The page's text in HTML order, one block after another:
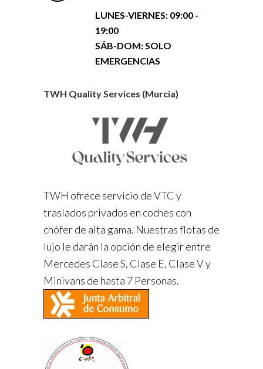
LUNES-VIERNES: 09:00 -
19:00
SÁB-DOM: SOLO
EMERGENCIAS
TWH Quality Services (Murcia)
TWH ofrece servicio de VTC y
traslados privados en coches con
chófer de alta gama. Nuestras flotas de
lujo le darán la opción de elegir entre
Mercedes Clase S, Clase E, Clase V y
Minivans de hasta 7 Personas.